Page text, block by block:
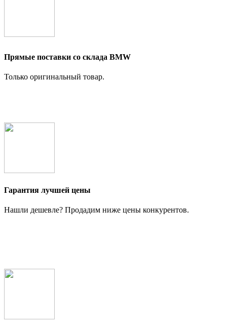
Прямые поставки со склада BMW
Только оригинальный товар.
Гарантия лучшей цены
Нашли дешевле? Продадим ниже цены конкурентов.